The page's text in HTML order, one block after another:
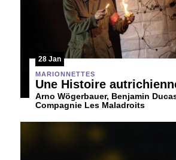
28 Jan
MARIONNETTES
Une Histoire
Arno Wögerbauer, Benjamin
Compagnie Les Maladroits